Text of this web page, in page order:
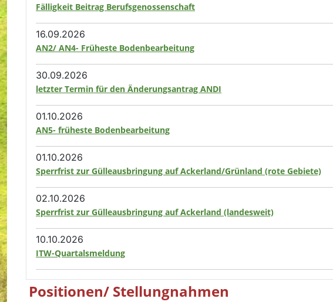
Fälligkeit Beitrag Berufsgenossenschaft
16.09.2026
AN2/ AN4- Früheste Bodenbearbeitung
30.09.2026
letzter Termin für den Änderungsantrag ANDI
01.10.2026
AN5- früheste Bodenbearbeitung
01.10.2026
Sperrfrist zur Gülleausbringung auf Ackerland/Grünland (rote Gebiete)
02.10.2026
Sperrfrist zur Gülleausbringung auf Ackerland (landesweit)
10.10.2026
ITW-Quartalsmeldung
Positionen/ Stellungnahmen